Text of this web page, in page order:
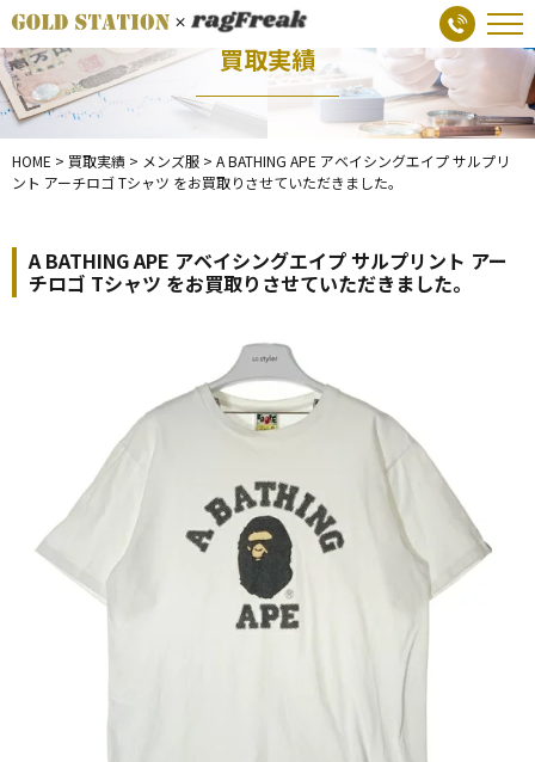
買取実績
HOME > 買取実績 > メンズ服 > A BATHING APE アベイシングエイプ サルプリ
ント アーチロゴ Tシャツ をお買取りさせていただきました。
A BATHING APE アベイシングエイプ サルプリント アー
チロゴ Tシャツ をお買取りさせていただきました。